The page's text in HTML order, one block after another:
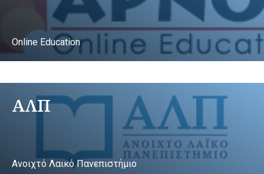
Online Education
ΑΛΠ
Ανοιχτό Λαικό Πανεπιστήμιο